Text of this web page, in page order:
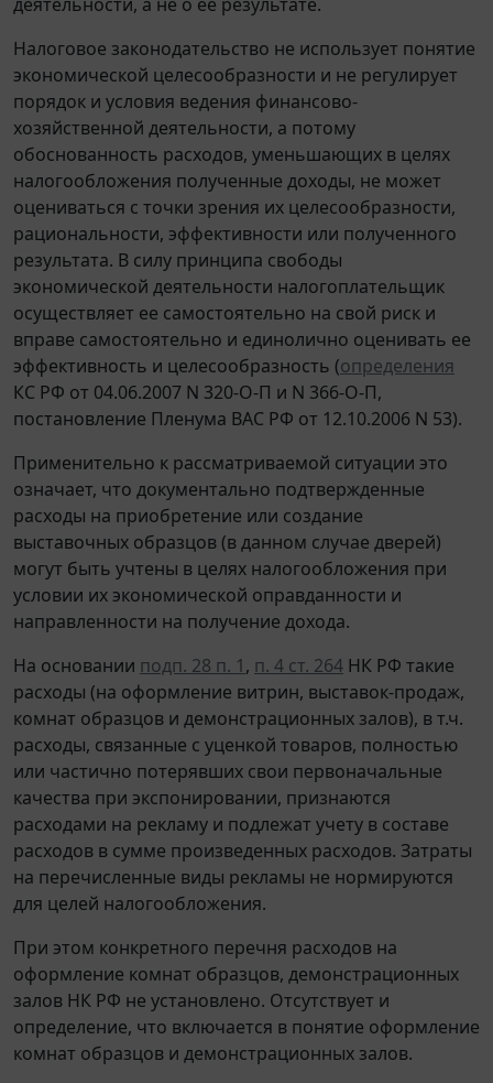
Налоговое законодательство не использует понятие
экономической целесообразности и не регулирует
порядок и условия ведения финансово-
хозяйственной деятельности, а потому
обоснованность расходов, уменьшающих в целях
налогообложения полученные доходы, не может
оцениваться с точки зрения их целесообразности,
рациональности, эффективности или полученного
результата. В силу принципа свободы
экономической деятельности налогоплательщик
осуществляет ее самостоятельно на свой риск и
вправе самостоятельно и единолично оценивать ее
эффективность и целесообразность (определения
КС РФ от 04.06.2007 N 320-О-П и N 366-О-П,
постановление Пленума ВАС РФ от 12.10.2006 N 53).
Применительно к рассматриваемой ситуации это
означает, что документально подтвержденные
расходы на приобретение или создание
выставочных образцов (в данном случае дверей)
могут быть учтены в целях налогообложения при
условии их экономической оправданности и
направленности на получение дохода.
На основании подп. 28 п. 1, п. 4 ст. 264 НК РФ такие
расходы (на оформление витрин, выставок-продаж,
комнат образцов и демонстрационных залов), в т.ч.
расходы, связанные с уценкой товаров, полностью
или частично потерявших свои первоначальные
качества при экспонировании, признаются
расходами на рекламу и подлежат учету в составе
расходов в сумме произведенных расходов. Затраты
на перечисленные виды рекламы не нормируются
для целей налогообложения.
При этом конкретного перечня расходов на
оформление комнат образцов, демонстрационных
залов НК РФ не установлено. Отсутствует и
определение, что включается в понятие оформление
комнат образцов и демонстрационных залов.